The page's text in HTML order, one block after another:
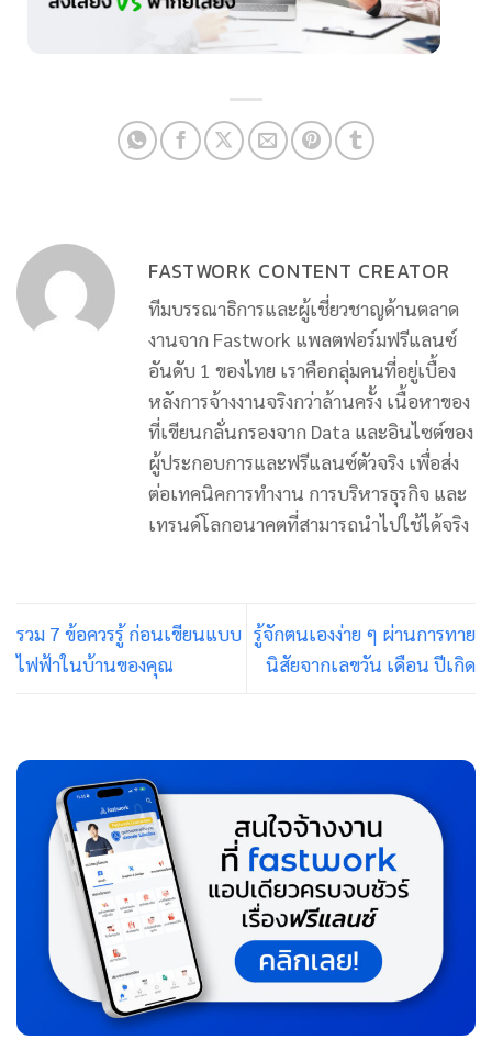
FASTWORK CONTENT CREATOR
ทีมบรรณาธิการและผู้เชี่ยวชาญด้านตลาด
งานจาก Fastwork แพลตฟอร์มฟรีแลนซ์
อันดับ 1 ของไทย เราคือกลุ่มคนที่อยู่เบื้อง
หลังการจ้างงานจริงกว่าล้านครั้ง เนื้อหาของ
ที่เขียนกลั่นกรองจาก Data และอินไซต์ของ
ผู้ประกอบการและฟรีแลนซ์ตัวจริง เพื่อส่ง
ต่อเทคนิคการทำงาน การบริหารธุรกิจ และ
เทรนด์โลกอนาคตที่สามารถนำไปใช้ได้จริง
รวม 7 ข้อควรรู้ ก่อนเขียนแบบ
ไฟฟ้าในบ้านของคุณ
รู้จักตนเองง่าย ๆ ผ่านการทาย
นิสัยจากเลขวัน เดือน ปีเกิด